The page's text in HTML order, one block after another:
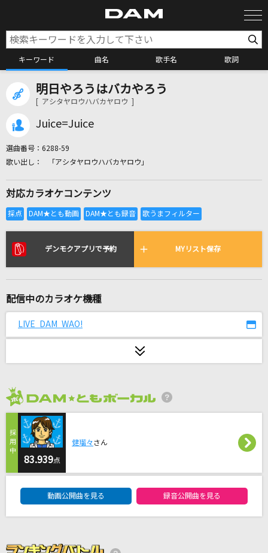
キーワード 曲名 歌手名 歌詞
カラオケ検索
全国りれき
リアルタイムで歌われている曲の一覧
Pleasure'91～人生の快楽～
雨夜の月に
TOP4(キヨ・レトルト・牛沢・ガッチマン)
アリガトウの季節
プラトニック・プラネット(Ultimate Juice Ve
明日やろうはバカやろう
[ アシタヤロウハバカヤロウ ]
Juice=Juice
選曲番号： 6288-59
「アシタヤロウハバカヤロウ」
対応カラオケコンテンツ
デンモクアプリで予約 MYリスト保存
配信中のカラオケ機種
LIVE DAM WAO!
83.939点
健瑠々さん
動画公開曲を見る 録音公開曲を見る